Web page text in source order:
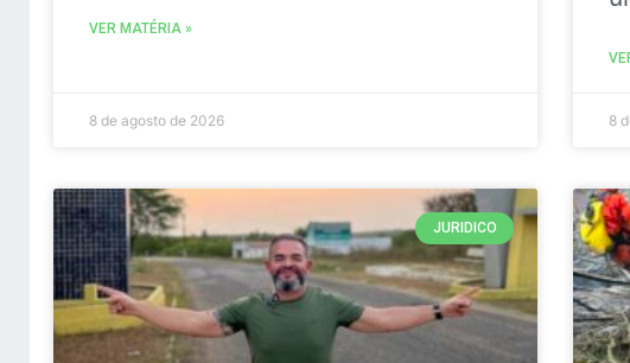
VER MATÉRIA »
8 de agosto de 2026 8
JURIDICO